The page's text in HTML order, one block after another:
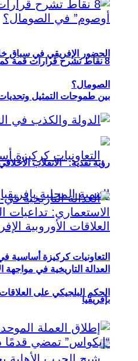
الحضور الإفريقي في سباق
بين طموحات التمثيل
التعاونيات كركيزة أساسية
بإفريقيا
8 نقاط تشرح قرارات قمة
الصومال؟
رؤية نقدية: “الانقلاب
العدالة التاريخية في
الحكم البلجيكي على العلاقات